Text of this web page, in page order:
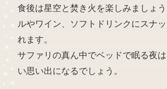
食後は星空と焚き火を楽しみましょ
ルやワイン、ソフトドリンクにスナ
れます。
サファリの真ん中でベッドで眠る夜
い思い出になるでしょう。